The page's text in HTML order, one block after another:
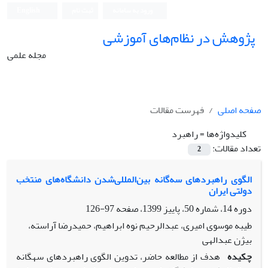
پژوهش در نظام‌های آموزشی
مجله علمی
صفحه اصلی
فهرست مقالات
کلیدواژه‌ها =راهبرد
تعداد مقالات:
2
الگوی راهبردهای سه‌گانه بین‌المللی‌شدن دانشگاه‌های منتخب
دولتی ایران
دوره 14، شماره 50، پاییز 1399، صفحه
97-126
طیبه موسوی امیری، عبدالرحیم نوه ابراهیم، حمیدرضا آراسته،
بیژن عبدالهی
چکیده هدف از مطالعه حاضر، تدوین الگوی راهبردهای سه‏گانه